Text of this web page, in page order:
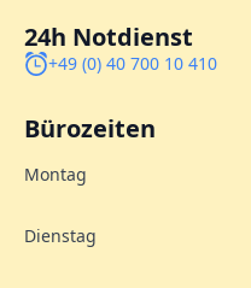
24h Notdienst
+49 (0) 40 700 10 410
Bürozeiten
Montag
Dienstag